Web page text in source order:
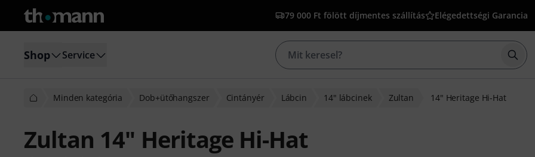
79 000 Ft fölött díjmentes szállítás Elégedettségi Garancia
Shop Service
Minden kategória Dob+ütőhangszer Cintányér Lábcin 14" lábcinek Zultan 14" Heritage Hi-Hat
Zultan 14" Heritage Hi-Hat